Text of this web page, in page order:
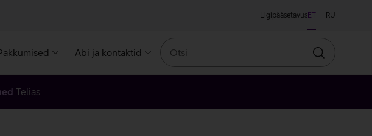
LigipääsetavusET RU
Abi ja kontaktid
Otsin
Telias